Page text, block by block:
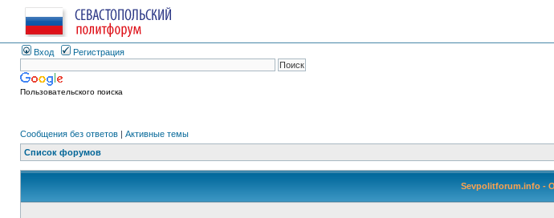
Вход Регистрация
Пользовательского поиска
Сообщения без ответов | Активные темы
Список форумов
Sevpolitforum.info -